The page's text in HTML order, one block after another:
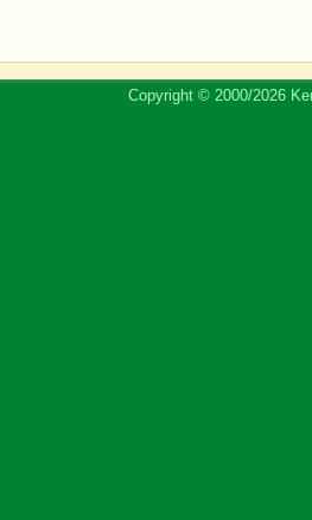
Copyright © 2000/2026